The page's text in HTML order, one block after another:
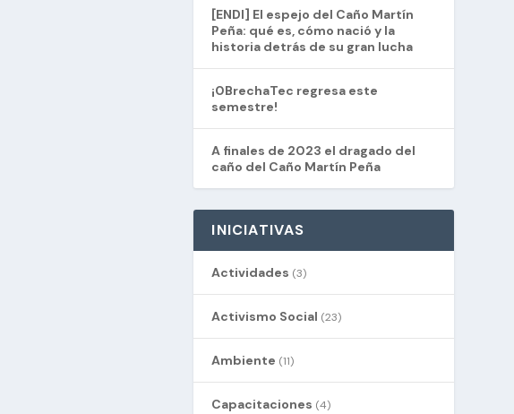
[ENDI] El espejo del Caño Martín
Peña: qué es, cómo nació y la
historia detrás de su gran lucha
¡0BrechaTec regresa este
semestre!
A finales de 2023 el dragado del
caño del Caño Martín Peña
INICIATIVAS
Actividades (3)
Activismo Social (23)
Ambiente (11)
Capacitaciones (4)